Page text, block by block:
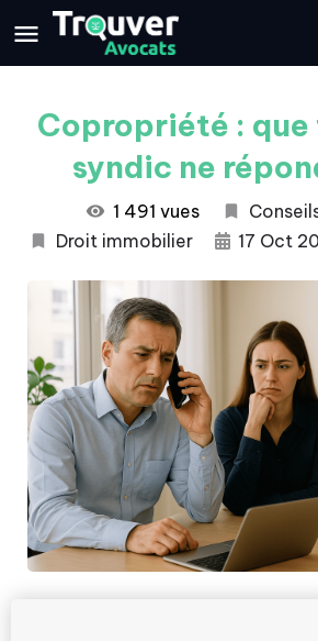
Copropriété : que
syndic ne
1 491 vues
Droit immobilier
17 Oct